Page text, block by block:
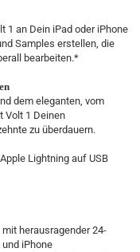
1 an Dein iPad oder iPhone
Samples erstellen, die
bearbeiten.*
dem eleganten, vom
Volt 1 Deinen
zu überdauern.
Lightning auf USB
herausragender 24-
iPhone